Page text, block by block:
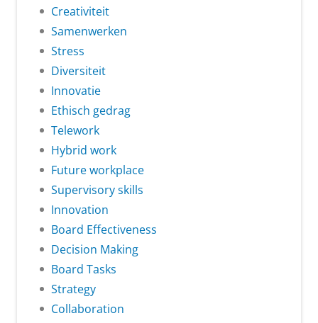
Creativiteit
Samenwerken
Stress
Diversiteit
Innovatie
Ethisch gedrag
Telework
Hybrid work
Future workplace
Supervisory skills
Innovation
Board Effectiveness
Decision Making
Board Tasks
Strategy
Collaboration